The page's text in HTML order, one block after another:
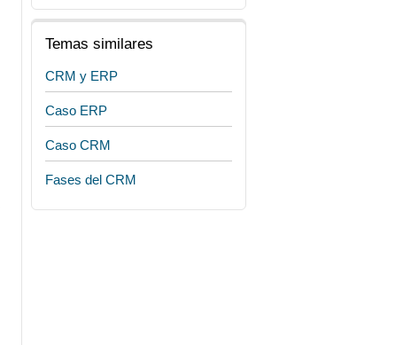
Temas similares
CRM y ERP
Caso ERP
Caso CRM
Fases del CRM